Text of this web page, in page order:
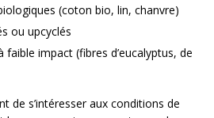
(coton bio, lin, chanvre)
ou upcyclés
faible impact (fibres d’eucalyptus, de
de s’intéresser aux conditions de